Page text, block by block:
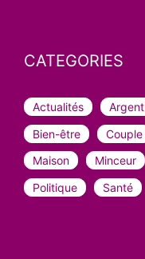
CATEGORIES
Actualités Argent
Bien-être
Couple
Maison
Minceur
Politique
Santé